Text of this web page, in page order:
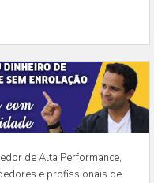
de Alta Performance,
e profissionais de